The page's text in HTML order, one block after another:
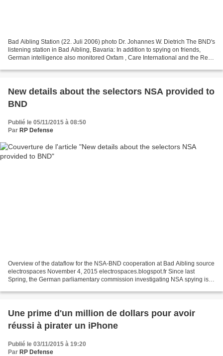
Bad Aibling Station (22. Juli 2006) photo Dr. Johannes W. Dietrich The BND's
listening station in Bad Aibling, Bavaria: In addition to spying on friends,
German intelligence also monitored Oxfam , Care International and the Red
New details about the selectors NSA provided to
BND
Publié le 05/11/2015 à 08:50
Par RP Defense
Overview of the dataflow for the NSA-BND cooperation at Bad Aibling source
electrospaces November 4, 2015 electrospaces.blogspot.fr Since last
Spring, the German parliamentary commission investigating NSA spying is
Une prime d'un million de dollars pour avoir
réussi à pirater un iPhone
Publié le 03/11/2015 à 19:20
Par RP Defense